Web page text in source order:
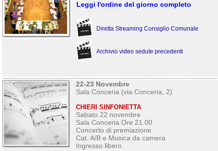
Leggi l'ordine del giorno completo
Diretta Streaming Consiglio Comunale
Archivio video sedute precedenti
22-23 Novembre
Sala Conceria (via Conceria, 2)
CHIERI SINFONIETTA
Sabato 22 novembre
Sala Conceria Ore 21.00
Concerto di premiazione
Cat. A/B e Musica da camera
Ingresso libero